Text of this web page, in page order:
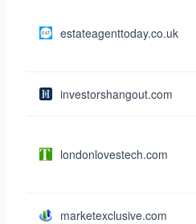
estateagenttoday.co.uk
investorshangout.com
londonlovestech.com
marketexclusive.com